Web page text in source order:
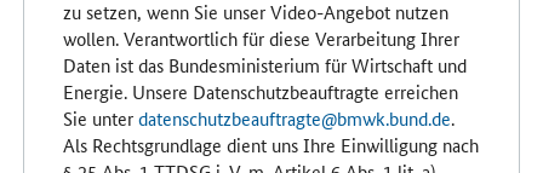
zu setzen, wenn Sie unser Video-Angebot nutzen
wollen. Verantwortlich für diese Verarbeitung Ihrer
Daten ist das Bundesministerium für Wirtschaft und
Energie. Unsere Datenschutzbeauftragte erreichen
Sie unterdatenschutzbeauftragte@bmwk.bund.de.
Als Rechtsgrundlage dient uns Ihre Einwilligung nach